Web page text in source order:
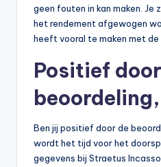
geen fouten in kan maken. Je
het rendement afgewogen
heeft vooral te maken met de
Positief
Ben jij positief door de
wordt het tijd voor het
gegevens bij Straetus Incasso